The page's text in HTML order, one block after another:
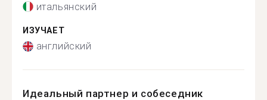
итальянский
ИЗУЧАЕТ
английский
Идеальный партнер и собеседник